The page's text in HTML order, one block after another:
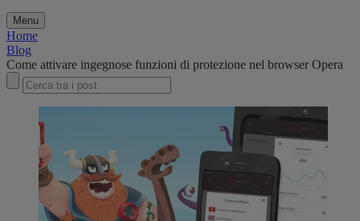
Menu
Home
Blog
Come attivare ingegnose funzioni di protezione nel browser Opera